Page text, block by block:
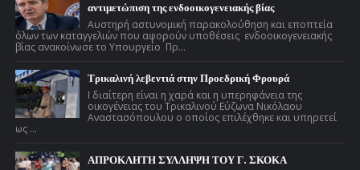
αντιμετώπιση της ενδοοικογενειακής βίας
Αυστηρή αστυνομική παρακολούθηση και εποπτεία
όλων των καταγγελιών που αφορούν υποθέσεις ενδοοικογενειακής
βίας ανακοίνωσε το Υπουργείο Πρ...
Τρικαλινή λεβεντιά στην Προεδρική Φρουρά
Ι διαίτερη είναι η χαρά και η υπερηφάνεια της
οικογένειας του Τρικαλινού Εύζωνα Νικόλαου
Αναστασόπουλου ο οποίος επιλέχθηκε και υπηρετεί
ως ...
ΑΠΡΟΚΛΗΤΗ ΣΥΛΛΗΨΗ ΤΟΥ Γ. ΣΚΟΚΑ